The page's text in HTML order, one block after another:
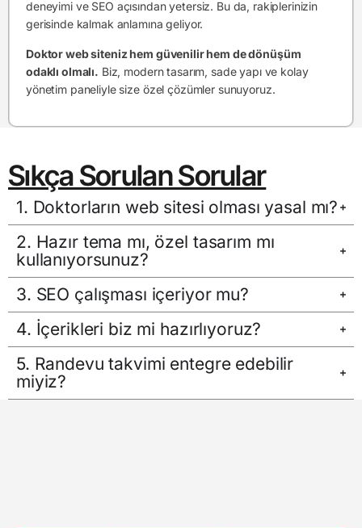
deneyimi ve SEO açısından yetersiz. Bu da, rakiplerinizin
gerisinde kalmak anlamına geliyor.
Doktor web siteniz hem güvenilir hem de dönüşüm
odaklı olmalı. Biz, modern tasarım, sade yapı ve kolay
yönetim paneliyle size özel çözümler sunuyoruz.
Sıkça Sorulan Sorular
1. Doktorların web sitesi olması yasal mı?
2. Hazır tema mı, özel tasarım mı
kullanıyorsunuz?
3. SEO çalışması içeriyor mu?
4. İçerikleri biz mi hazırlıyoruz?
5. Randevu takvimi entegre edebilir
miyiz?